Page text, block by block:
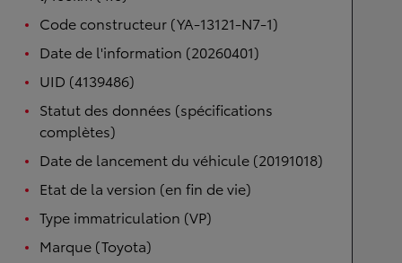
Code constructeur (YA-13121-N7-1)
Date de l'information (20260401)
UID (4139486)
Statut des données (spécifications
complètes)
Date de lancement du véhicule (20191018)
Etat de la version (en fin de vie)
Type immatriculation (VP)
Marque (Toyota)